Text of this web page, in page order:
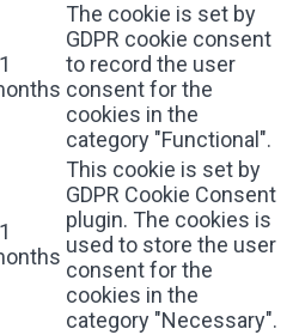
The cookie is set by
GDPR cookie consent
to record the user
consent for the
cookies in the
category "Functional".
This cookie is set by
GDPR Cookie Consent
plugin. The cookies is
used to store the user
consent for the
cookies in the
category "Necessary".